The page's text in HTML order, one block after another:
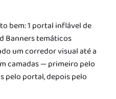
bem: 1 portal inflável de
Banners temáticos
um corredor visual até a
camadas — primeiro pelo
pelo portal, depois pelo